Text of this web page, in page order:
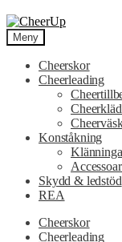
Hoppa
till
navigering
Hoppa
till
innehåll
Meny
Cheerskor
Cheerleading
Konståkning
Skydd & ledstöd
REA
Cheerskor
Cheerleading